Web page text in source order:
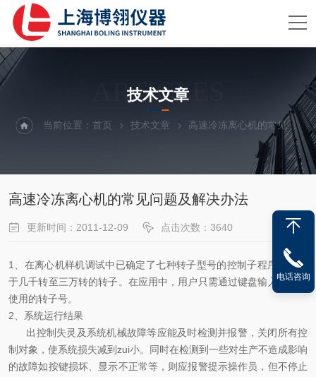
ARTICLES
技术文章
当前位置：首页 技术文章 高速冷冻离心机的常见问题及解决办法
高速冷冻离心机的常见问题及解决办法
更新时间：2011-12-09 点击次数：3640
1、在离心机样机调试中已确定了七种转子型号的控制子程序，适合
于几千转至三万转的转子。在应用中，用户只需通过键盘输入用户所
使用的转子号。
2、系统运行结果
出控制失灵及系统机械故障等应能及时检测并报警，关闭所有控
制对象，使系统损失减到zui小。同时在检测到一些对生产不造成影响
的故障如按键损坏、显示不正常等，则应报警提示操作员，但不停止
电话咨询